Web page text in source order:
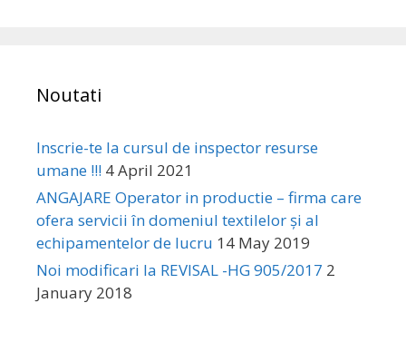
Noutati
Inscrie-te la cursul de inspector resurse
umane !!! 4 April 2021
ANGAJARE Operator in productie – firma care
ofera servicii în domeniul textilelor și al
echipamentelor de lucru 14 May 2019
Noi modificari la REVISAL -HG 905/2017 2
January 2018